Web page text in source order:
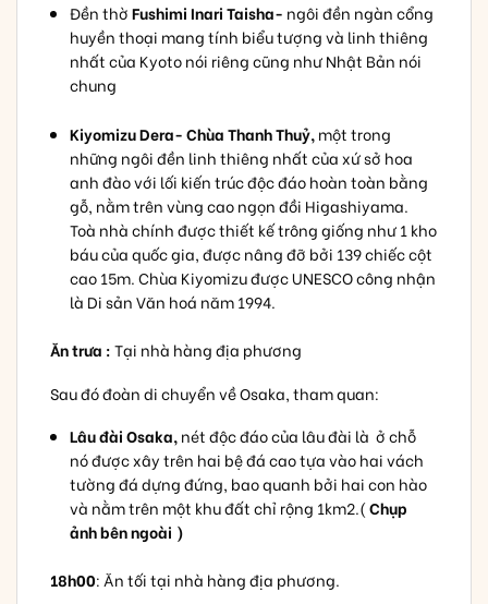
Đền thờFushimi Inari Taisha- ngôi đền ngàn cổng
huyền thoại mang tính biểu tượng và linh thiêng
nhất của Kyoto nói riêng cũng như Nhật Bản nói
chung
Kiyomizu Dera- Chùa Thanh Thuỷ,một trong
những ngôi đền linh thiêng nhất của xứ sở hoa
anh đào với lối kiến trúc độc đáo hoàn toàn bằng
gỗ, nằm trên vùng cao ngọn đồi Higashiyama.
Toà nhà chính được thiết kế trông giống như 1 kho
báu của quốc gia, được nâng đỡ bởi 139 chiếc cột
cao 15m. Chùa Kiyomizu được UNESCO công nhận
là Di sản Văn hoá năm 1994.
Ăn trưa :Tại nhà hàng địa phương
Sau đó đoàn di chuyển về Osaka, tham quan:
Lâu đài Osaka,nét độc đáo của lâu đài là ở chỗ
nó được xây trên hai bệ đá cao tựa vào hai vách
tường đá dựng đứng, bao quanh bởi hai con hào
và nằm trên một khu đất chỉ rộng 1km2.(Chụp
ảnh bên ngoài )
18h00: Ăn tối tại nhà hàng địa phương.